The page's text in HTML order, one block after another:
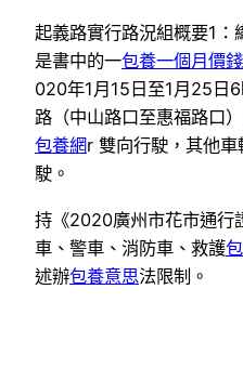
起義路實行路況組概要1
是書中的一包養一個月價錢
020年1月15日至1月25日
路（中山路口至惠福路口）
包養網r 雙向行駛，其他
駛。
持《2020廣州市花市通行
車、警車、消防車、救護
述辦包養意思法限制。